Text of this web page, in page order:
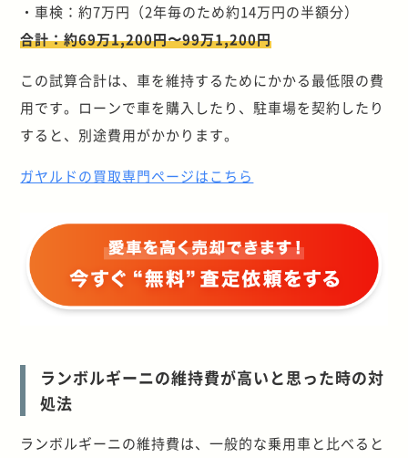
・車検：約7万円（2年毎のため約14万円の半額分）
合計：約69万1,200円〜99万1,200円
この試算合計は、車を維持するためにかかる最低限の費
用です。ローンで車を購入したり、駐車場を契約したり
すると、別途費用がかかります。
ガヤルドの買取専門ページはこちら
ランボルギーニの維持費が高いと思った時の対
処法
ランボルギーニの維持費は、一般的な乗用車と比べると